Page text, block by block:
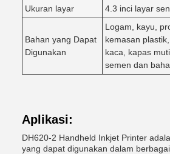
Ukuran layar 4.3 inci layar
Bahan yang Dapat
Digunakan
Logam, kayu,
kemasan
kaca, kapas
semen dan
Aplikasi:
DH620-2 Handheld Inkjet Printer
yang dapat digunakan dalam